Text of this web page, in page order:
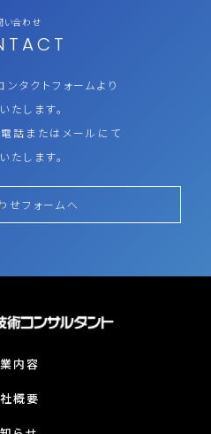
い合わせ
タクトフォームより
たします。
話またはメールにて
たします。
せフォームへ
内容
概要